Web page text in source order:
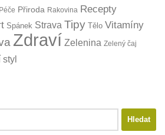
Péče Přiroda Rakovina Recepty
Spánek Strava Tipy Tělo Vitamíny
Zdraví Zelenina Zelený čaj